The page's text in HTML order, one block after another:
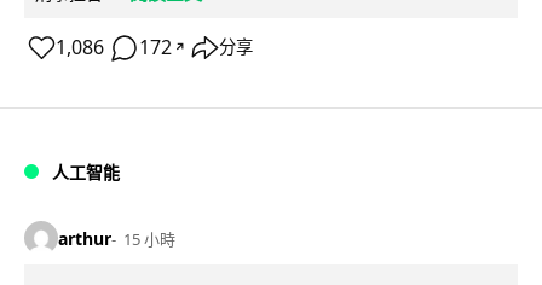
1,086 172 ↗ 分享
人工智能
arthur 15 小時